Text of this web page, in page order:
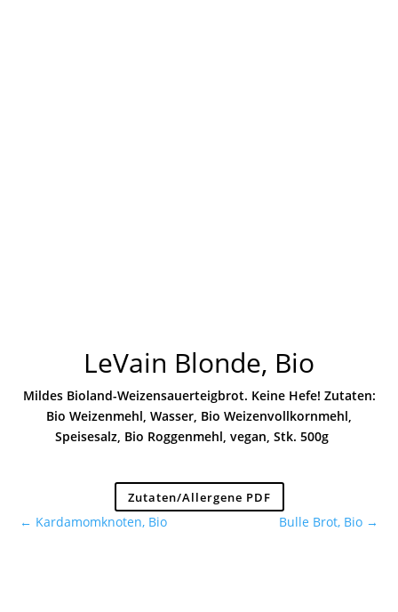
LeVain Blonde, Bio
Mildes Bioland-Weizensauerteigbrot. Keine Hefe! Zutaten:
Bio Weizenmehl, Wasser, Bio Weizenvollkornmehl,
Speisesalz, Bio Roggenmehl, vegan, Stk. 500g
Zutaten/Allergene PDF
← Kardamomknoten, Bio Bulle Brot, Bio→